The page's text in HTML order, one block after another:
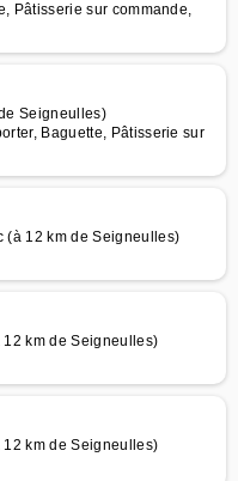
Pâtisserie sur commande,
Seigneulles)
Baguette, Pâtisserie sur
(à 12 km de Seigneulles)
km de Seigneulles)
km de Seigneulles)